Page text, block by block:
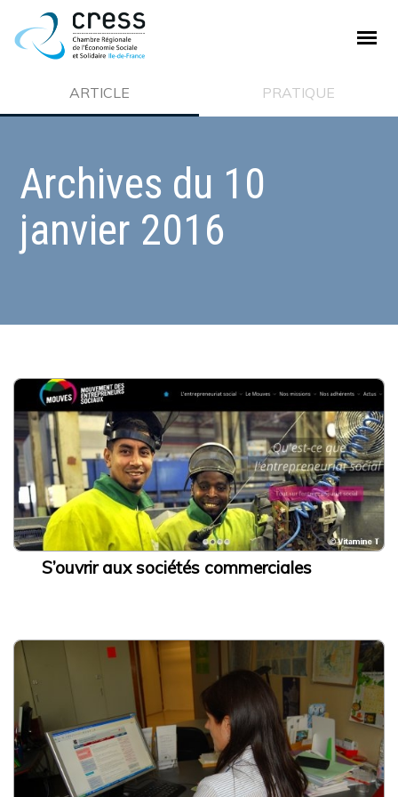
ARTICLE PRATIQUE
Archives du 10
janvier 2016
S’ouvrir aux sociétés commerciales
PLAN DE SITE
Nos missions
Ecosystème de la CRESS
L'ESS
Qu’est-ce que l’économie sociale et solidaire
Institutions et acteurs
La loi ESS
Histoire de l’économie sociale et solidaire
L’ESS actrice de la Transition Écologique et Énergétique
Mois de l’ESS et Prix régional de l’ESS
La liste des entreprises de l’ESS
Guide d’orientation pour engager sa transformation
Écologique
Les financements à disposition
Les Accompagnements à disposition
Mon parcours d’économie d’énergie